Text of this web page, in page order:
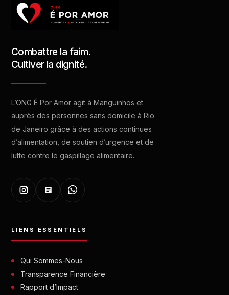
Combattre la faim.
Cultiver la dignité.
L’ONG É Por Amor agit à Manguinhos et
auprès des personnes sans domicile à Rio
de Janeiro grâce à des actions continues
d’alimentation, de soutien d’urgence et de
lutte contre le gaspillage alimentaire.
LIENS ESSENTIELS
Qui Sommes-Nous
Transparence Financière
Rapport d’Impact